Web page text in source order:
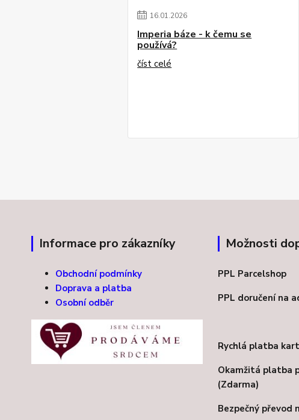
16.01.2026
Imperia báze - k čemu se
používá?
číst celé
Informace pro zákazníky
Obchodní podmínky
Doprava a platba
Osobní odběr
Možnosti
PPL
PPL doručení
Rychlá platba
Okamžitá platba
(Zdarma)
Bezpečný převod